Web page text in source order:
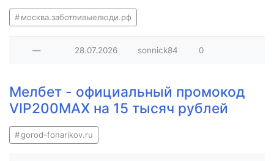
москва.заботливыелюди.рф
— 28.07.2026 sonnick84 0
Мелбет - официальный промокод
VIP200MAX на 15 тысяч рублей
gorod-fonarikov.ru